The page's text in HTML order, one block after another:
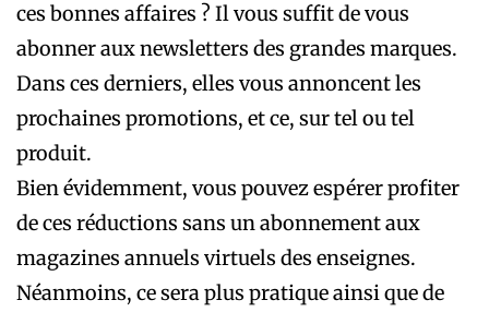
ces bonnes affaires ? Il vous suffit de vous
abonner aux newsletters des grandes marques.
Dans ces derniers, elles vous annoncent les
prochaines promotions, et ce, sur tel ou tel
produit.
Bien évidemment, vous pouvez espérer profiter
de ces réductions sans un abonnement aux
magazines annuels virtuels des enseignes.
Néanmoins, ce sera plus pratique ainsi que de